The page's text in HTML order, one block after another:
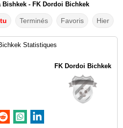
- FK Dordoi Bichkek
Terminés Favoris Hier
Statistiques
FK Dordoi Bichkek